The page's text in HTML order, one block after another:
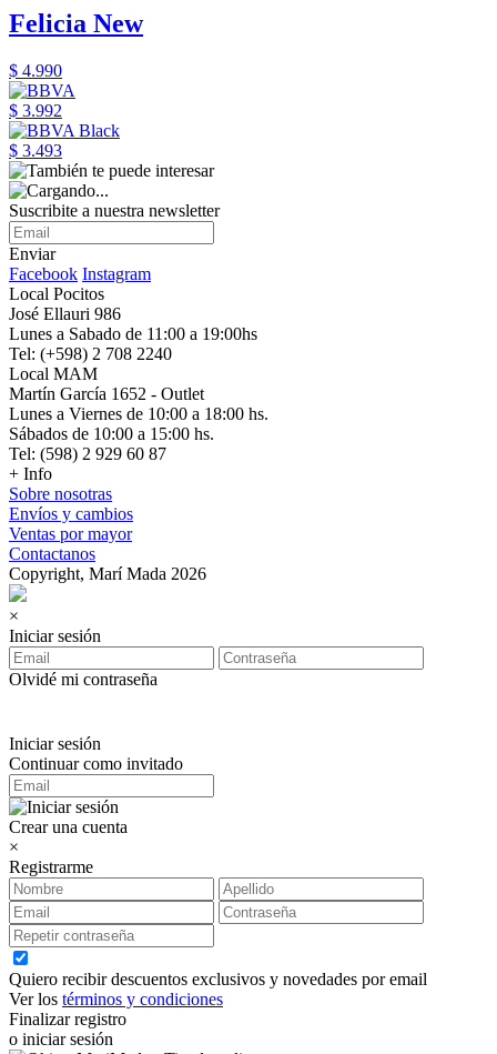
Felicia New
$ 4.990
$ 3.992
$ 3.493
Suscribite a nuestra newsletter
Enviar
Facebook Instagram
Local Pocitos
José Ellauri 986
Lunes a Sabado de 11:00 a 19:00hs
Tel: (+598) 2 708 2240
Local MAM
Martín García 1652 - Outlet
Lunes a Viernes de 10:00 a 18:00 hs.
Sábados de 10:00 a 15:00 hs.
Tel: (598) 2 929 60 87
+ Info
Sobre nosotras
Envíos y cambios
Ventas por mayor
Contactanos
Copyright, Marí Mada 2026
×
Iniciar sesión
Olvidé mi contraseña
Iniciar sesión
Continuar como invitado
Crear una cuenta
×
Registrarme
Quiero recibir descuentos exclusivos y novedades por email
Ver los términos y condiciones
Finalizar registro
o iniciar sesión